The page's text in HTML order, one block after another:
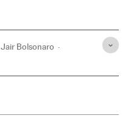
Jair Bolsonaro